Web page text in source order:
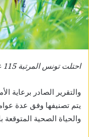
احتلت تونس المرتبة 115 عالميا في قائمة مؤشر السعادة العالمي.
يتم تصنيفها وفق عدة
والحياة الصحية المتوقعة